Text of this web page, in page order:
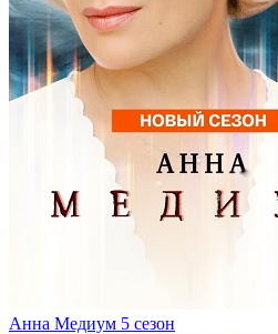
Анна Медиум 5 сезон